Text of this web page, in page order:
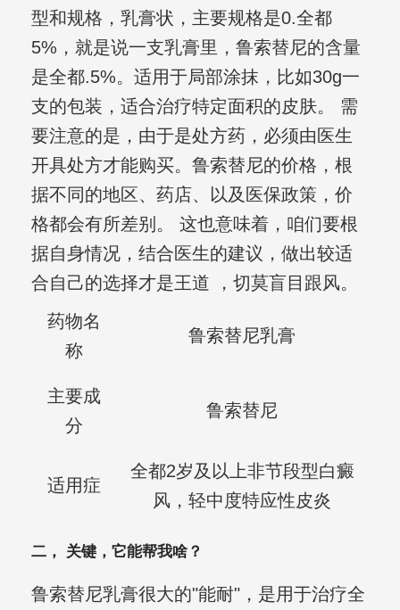
型和规格，乳膏状，主要规格是0.全都
5%，就是说一支乳膏里，鲁索替尼的含量
是全都.5%。适用于局部涂抹，比如30g一
支的包装，适合治疗特定面积的皮肤。 需
要注意的是，由于是处方药，必须由医生
开具处方才能购买。鲁索替尼的价格，根
据不同的地区、药店、以及医保政策，价
格都会有所差别。 这也意味着，咱们要根
据自身情况，结合医生的建议，做出较适
合自己的选择才是王道 ，切莫盲目跟风。
药物名
称
鲁索替尼乳膏
主要成
分
鲁索替尼
适用症
全都2岁及以上非节段型白癜
风，轻中度特应性皮炎
二， 关键，它能帮我啥？
鲁索替尼乳膏很大的"能耐"，是用于治疗全